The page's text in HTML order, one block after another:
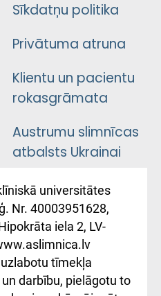
Sīkdatņu politika
Privātuma atruna
Klientu un pacientu
rokasgrāmata
Austrumu slimnīcas
atbalsts Ukrainai
Підтримка Східної
лікарні та співпраця з
Україною
universitātes
Nr. 40003951628,
iela 2, LV-
tīmekļa
darbību, pielāgotu to